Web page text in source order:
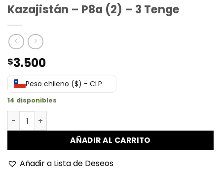
Kazajistán – P8a (2) – 3 Tenge
$3.500
Peso chileno ($) - CLP
14 disponibles
Kazajistán - P8a (2) - 3 Tenge cantidad
AÑADIR AL CARRITO
Añadir a Lista de Deseos